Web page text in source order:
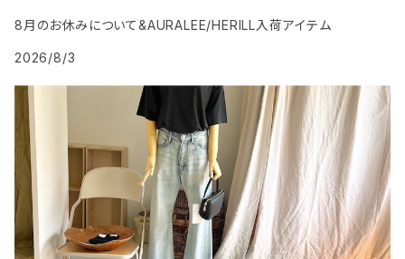
8月のお休みについて&AURALEE/HERILL入荷アイテム
2026/8/3